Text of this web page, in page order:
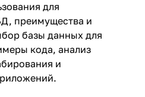
для
преимущества и
базы данных для
кода, анализ
и